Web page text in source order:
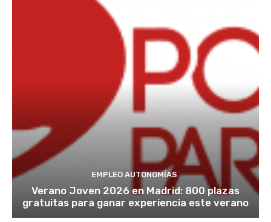
EMPLEO AUTONOMÍAS
Verano Joven 2026 en Madrid: 800 plazas
gratuitas para ganar experiencia este verano